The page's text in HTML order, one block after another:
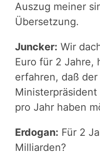
Auszug meiner
Übersetzung.
Juncker: Wir
Euro für 2 Jahre,
erfahren, daß
pro Jahr haben
Erdogan: Für 2
Milliarden?